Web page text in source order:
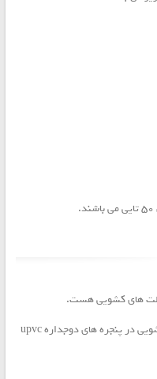
از جمله برند های پر فروش اسپانیولت های کشویی در پنجره های دوجداره upvc